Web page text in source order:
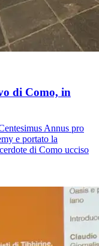
di Como, in
Annus pro
e portato la
di Como ucciso